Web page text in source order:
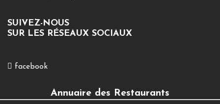
SUIVEZ-NOUS
SUR LES RÉSEAUX SOCIAUX
facebook
Annuaire des Restaurants